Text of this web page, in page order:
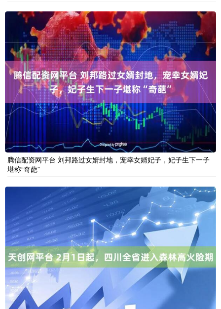
腾信配资网平台 刘邦路过女婿封地，宠幸女婿妃子，妃子生下一子
堪称“奇葩”